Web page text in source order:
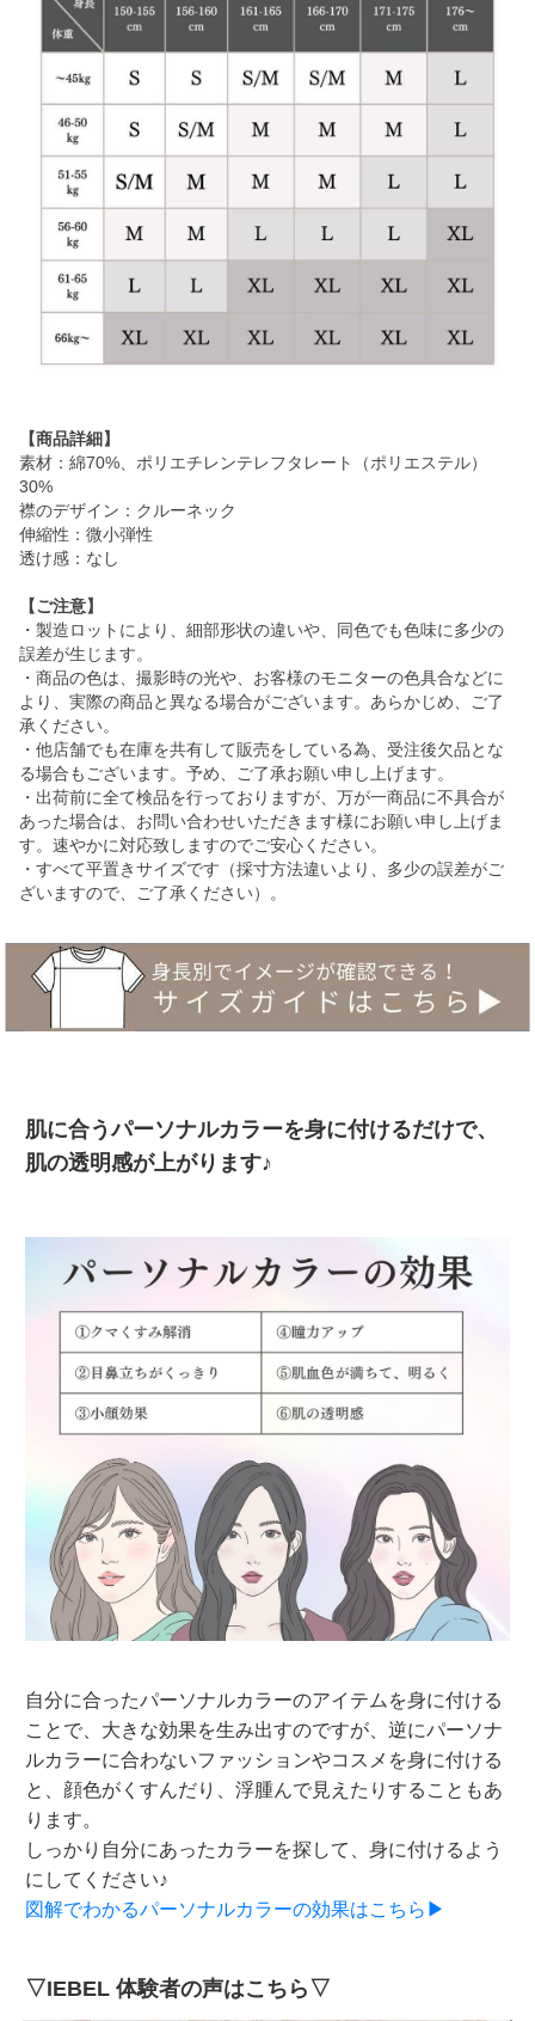
【商品詳細】
素材：綿70%、ポリエチレンテレフタレート（ポリエステル）
30%
襟のデザイン：クルーネック
伸縮性：微小弾性
透け感：なし
【ご注意】
・製造ロットにより、細部形状の違いや、同色でも色味に多少の
誤差が生じます。
・商品の色は、撮影時の光や、お客様のモニターの色具合などに
より、実際の商品と異なる場合がございます。あらかじめ、ご了
承ください。
・他店舗でも在庫を共有して販売をしている為、受注後欠品とな
る場合もございます。予め、ご了承お願い申し上げます。
・出荷前に全て検品を行っておりますが、万が一商品に不具合が
あった場合は、お問い合わせいただきます様にお願い申し上げま
す。速やかに対応致しますのでご安心ください。
・すべて平置きサイズです（採寸方法違いより、多少の誤差がご
ざいますので、ご了承ください）。
肌に合うパーソナルカラーを身に付けるだけで、
肌の透明感が上がります♪
自分に合ったパーソナルカラーのアイテムを身に付ける
ことで、大きな効果を生み出すのですが、逆にパーソナ
ルカラーに合わないファッションやコスメを身に付ける
と、顔色がくすんだり、浮腫んで見えたりすることもあ
ります。
しっかり自分にあったカラーを探して、身に付けるよう
にしてください♪
図解でわかるパーソナルカラーの効果はこちら▶
▽IEBEL 体験者の声はこちら▽